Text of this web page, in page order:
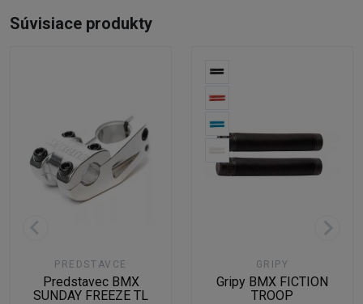
Súvisiace produkty
PREDSTAVCE
Predstavec BMX
SUNDAY FREEZE TL
GRIPY
Gripy BMX FICTION
TROOP